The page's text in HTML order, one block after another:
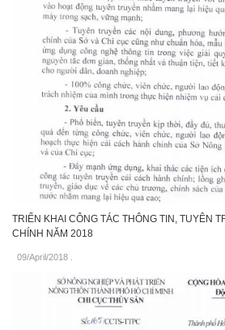
TRIỂN KHAI CÔNG TÁC THÔNG TIN, TUYÊN
CHÍNH NĂM 2018
09/April/2018